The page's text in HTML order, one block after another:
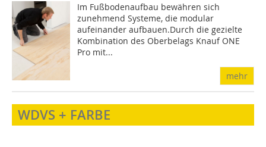
Im Fußbodenaufbau bewähren sich
zunehmend Systeme, die modular
aufeinander aufbauen.Durch die gezielte
Kombination des Oberbelags Knauf ONE
Pro mit...
mehr
WDVS + FARBE